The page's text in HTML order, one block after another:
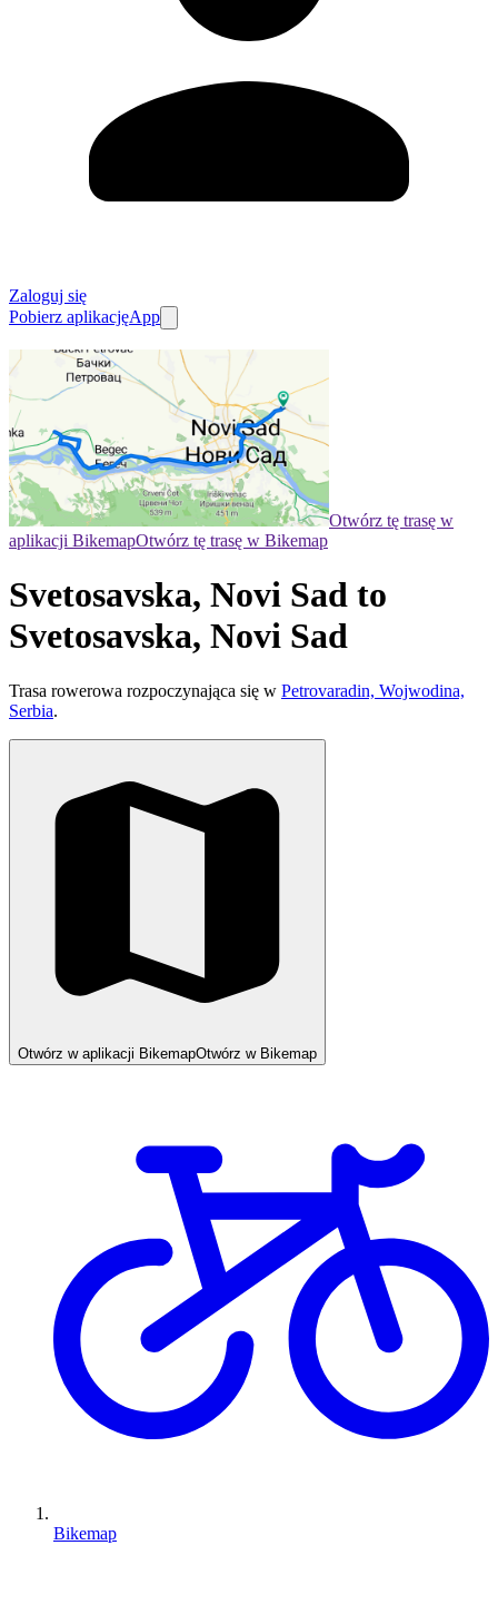
Zaloguj się
Pobierz aplikacjęApp
Otwórz tę trasę w
aplikacji BikemapOtwórz tę trasę w Bikemap
Svetosavska, Novi Sad to
Svetosavska, Novi Sad
Trasa rowerowa rozpoczynająca się w Petrovaradin, Wojwodina,
Serbia.
Otwórz w aplikacji BikemapOtwórz w Bikemap
Bikemap